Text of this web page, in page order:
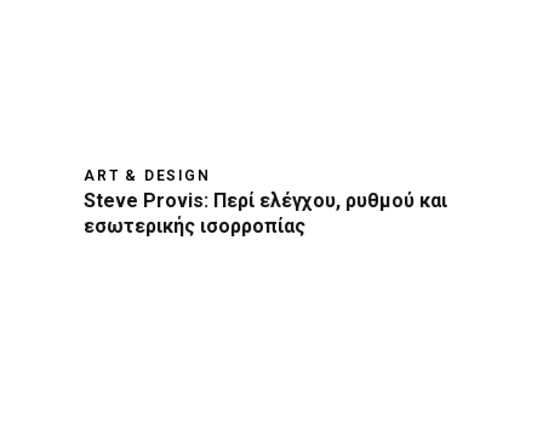
ART & DESIGN
Steve Provis: Περί ελέγχου, ρυθμού και
εσωτερικής ισορροπίας